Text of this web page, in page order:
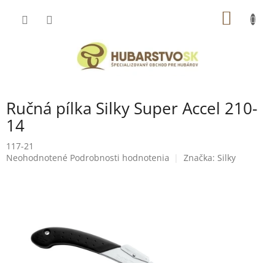
Ručná pílka Silky Super Accel 210-
14
117-21
Priemerné
hviezdičiek.
Neohodnotené Podrobnosti hodnotenia Značka: Silky